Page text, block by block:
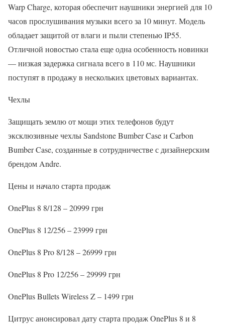
Warp Charge, которая обеспечит наушники энергией для 10
часов прослушивания музыки всего за 10 минут. Модель
обладает защитой от влаги и пыли степенью IP55.
Отличной новостью стала еще одна особенность новинки
— низкая задержка сигнала всего в 110 мс. Наушники
поступят в продажу в нескольких цветовых вариантах.
Чехлы
Защищать землю от мощи этих телефонов будут
эксклюзивные чехлы Sandstone Bumber Case и Carbon
Bumber Case, созданные в сотрудничестве с дизайнерским
брендом Andre.
Цены и начало старта продаж
OnePlus 8 8/128 – 20999 грн
OnePlus 8 12/256 – 23999 грн
OnePlus 8 Pro 8/128 – 26999 грн
OnePlus 8 Pro 12/256 – 29999 грн
OnePlus Bullets Wireless Z – 1499 грн
Цитрус анонсировал дату старта продаж OnePlus 8 и 8